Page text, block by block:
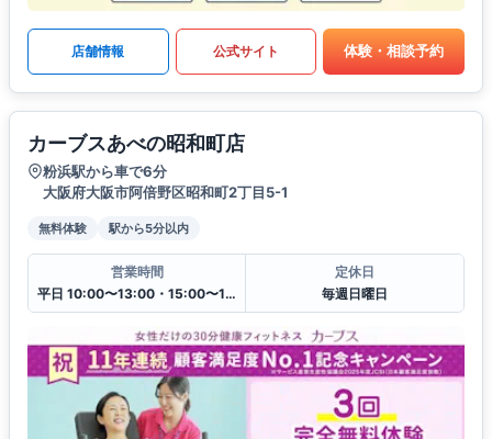
店舗情報 公式サイト 体験・相談予約
カーブスあべの昭和町店
粉浜駅から車で6分
大阪府大阪市阿倍野区昭和町2丁目5-1
無料体験 駅から5分以内
営業時間
平日 10:00〜13:00・15:00〜19:00
定休日
毎週日曜日